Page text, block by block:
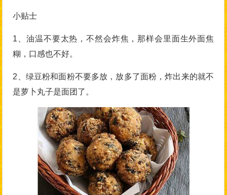
小贴士
1、油温不要太热，不然会炸焦，那样会里面生外面焦
糊，口感也不好。
2、绿豆粉和面粉不要多放，放多了面粉，炸出来的就不
是萝卜丸子是面团了。